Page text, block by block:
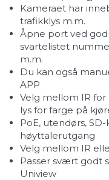
Kameraet har innebygd relé for styring av porter,
trafikklys m.m.
Åpne port ved godkjent nummerplate, ved ikke-
svartelistet
m.m.
Du kan også manuelt åpne porten (aktivere relé) fra
APP
Velg mellom IR for diskret nattebelysning eller hvitt
lys for farge på
PoE, utendørs, SD-kort, alarm in, mikrofoninngang,
høyttalerutgang
Velg mellom IR
Passer svært godt sammen med en IQ-opptaker fra
Uniview